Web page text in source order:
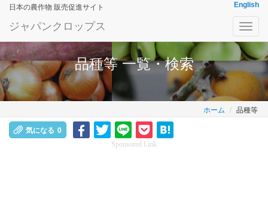
日本の農作物 販売促進サイト English
ジャパンクロップス
品種等 一覧・検索
ホーム 品種等
気になる 0
Sponsored Link